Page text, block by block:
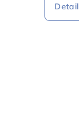
Detail